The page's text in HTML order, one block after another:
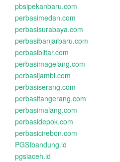
pbsipekanbaru.com
perbasimedan.com
perbasisurabaya.com
perbasibanjarbaru.com
perbasiblitar.com
perbasimagelang.com
perbasijambi.com
perbasiserang.com
perbasitangerang.com
perbasimalang.com
perbasidepok.com
perbasicirebon.com
PGSIbandung.id
pgsiaceh.id